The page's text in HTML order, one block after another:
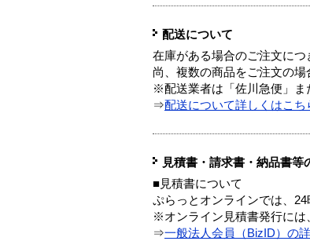
配送について
在庫がある場合のご注文につ
尚、複数の商品をご注文の場
※配送業者は「佐川急便」ま
⇒配送について詳しくはこち
見積書・請求書・納品書等
■見積書について
ぷらっとオンラインでは、
※オンライン見積書発行には
⇒一般法人会員（BizID）の